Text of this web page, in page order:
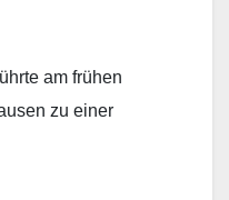
am frühen
zu einer